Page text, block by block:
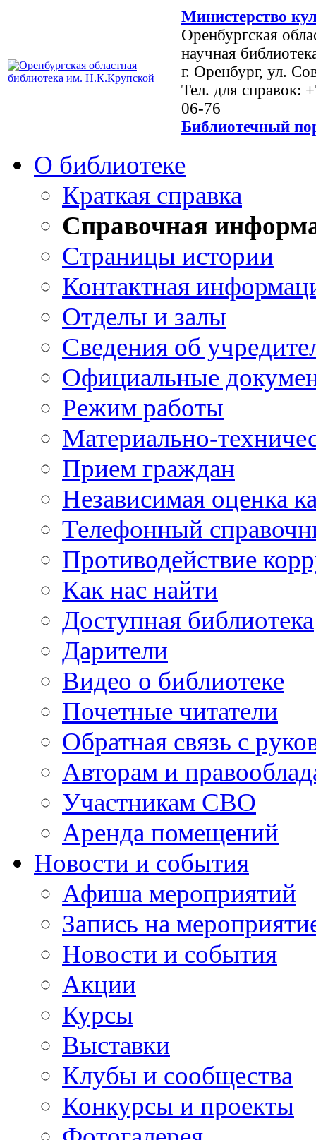
Министерство
Оренбургская
научная
г. Оренбург, ул.
Тел. для справок:
06-76
Библиотечный
О библиотеке
Краткая справка
Справочная
Страницы истории
Контактная
Отделы и залы
Сведения об
Официальные
Режим работы
Материально-
Прием граждан
Независимая оценка
Телефонный
Противодействие
Как нас найти
Доступная библиотека
Дарители
Видео о библиотеке
Почетные читатели
Обратная связь с
Авторам и
Участникам СВО
Аренда помещений
Новости и события
Афиша мероприятий
Запись на
Новости и события
Акции
Курсы
Выставки
Клубы и сообщества
Конкурсы и проекты